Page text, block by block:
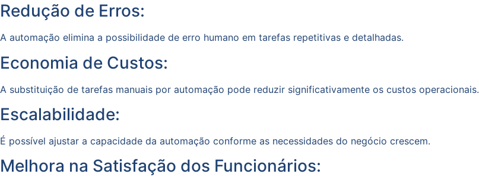
Redução de Erros:
A automação elimina a possibilidade de erro humano em tarefas repetitivas e detalhadas.
Economia de Custos:
A substituição de tarefas manuais por automação pode reduzir significativamente os custos operacionais.
Escalabilidade:
É possível ajustar a capacidade da automação conforme as necessidades do negócio crescem.
Melhora na Satisfação dos Funcionários: